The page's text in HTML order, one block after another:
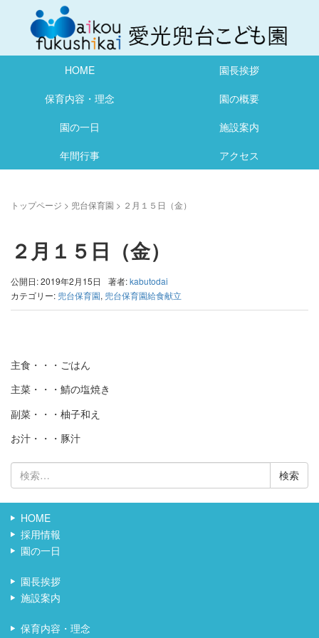
HOME
園長挨拶
保育内容・理念
園の概要
園の一日
施設案内
年間行事
アクセス
トップページ > 兜台保育園 > ２月１５日（金）
２月１５日（金）
公開日: 2019年2月15日 著者:kabutodai
カテゴリー: 兜台保育園, 兜台保育園給食献立
主食・・・ごはん
主菜・・・鯖の塩焼き
副菜・・・柚子和え
お汁・・・豚汁
検
索:
HOME
採用情報
園の一日
園長挨拶
施設案内
保育内容・理念